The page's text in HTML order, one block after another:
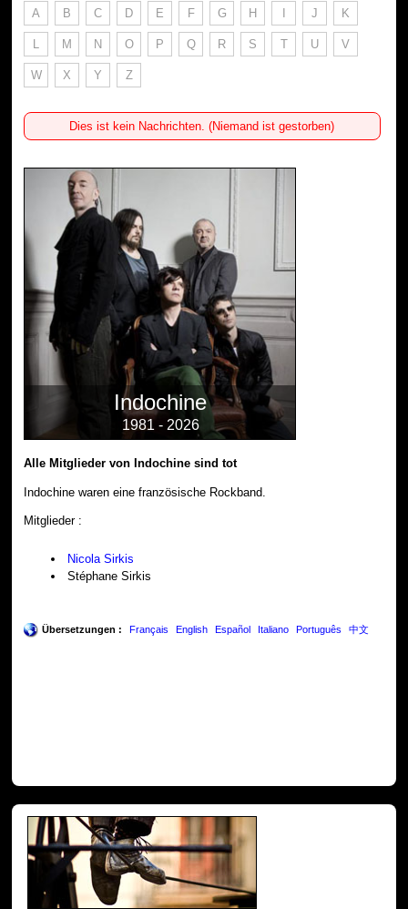
A B C D E F G H I J K
L M N O P Q R S T U V
W X Y Z
Dies ist kein Nachrichten. (Niemand ist gestorben)
Indochine
1981 - 2026
Alle Mitglieder von Indochine sind tot
Indochine waren eine französische Rockband.
Mitglieder :
Nicola Sirkis
Stéphane Sirkis
Übersetzungen : Français English Español Italiano Português 中文